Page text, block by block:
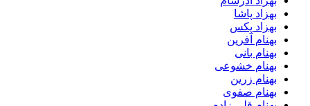
بهزاد پاشا
بهزاد پکس
بهنام آفرین
بهنام بانی
بهنام خشوعی
بهنام زرین
بهنام صفوی